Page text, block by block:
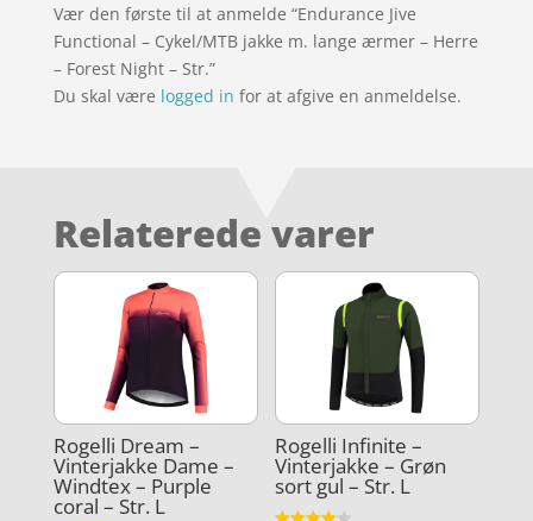
Vær den første til at anmelde “Endurance Jive
Functional – Cykel/MTB jakke m. lange ærmer – Herre
– Forest Night – Str.”
Du skal være logged in for at afgive en anmeldelse.
Relaterede varer
Rogelli Dream –
Vinterjakke Dame –
Windtex – Purple
coral – Str. L
Rogelli Infinite –
Vinterjakke – Grøn
sort gul – Str. L